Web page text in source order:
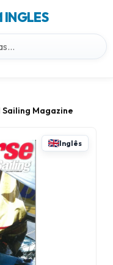
INGLES
Magazine
Inglês